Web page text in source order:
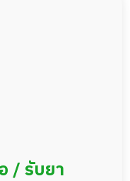
/ รับยา